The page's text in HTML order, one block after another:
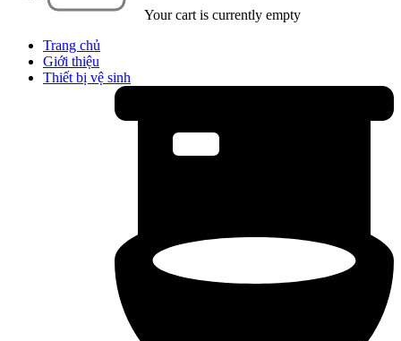
Your cart is currently empty
Trang chủ
Giới thiệu
Thiết bị vệ sinh